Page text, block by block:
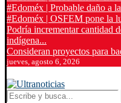
#Edoméx | Probable daño a
#Edoméx | OSFEM pone la
Podría incrementar cantidad
indígena...
Consideran proyectos para
jueves, agosto 6, 2026